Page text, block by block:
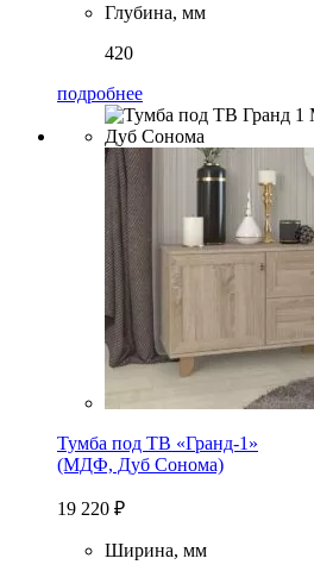
Глубина, мм
420
подробнее
Тумба под ТВ «Гранд-1»
(МДФ, Дуб Сонома)
19 220 ₽
Ширина, мм